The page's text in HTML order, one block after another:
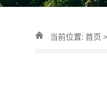
当前位置: 首页